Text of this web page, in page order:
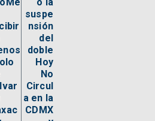
ó la
suspe
nsión
del
doble
Hoy
No
Circul
a en la
CDMX